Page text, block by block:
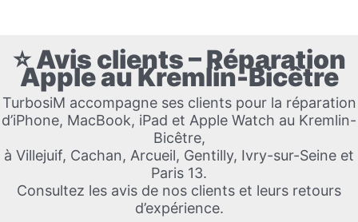
⭐ Avis clients – Réparation
Apple au Kremlin-Bicêtre
TurbosiM accompagne ses clients pour la réparation
d’iPhone, MacBook, iPad et Apple Watch au Kremlin-
Bicêtre,
à Villejuif, Cachan, Arcueil, Gentilly, Ivry-sur-Seine et
Paris 13.
Consultez les avis de nos clients et leurs retours
d’expérience.